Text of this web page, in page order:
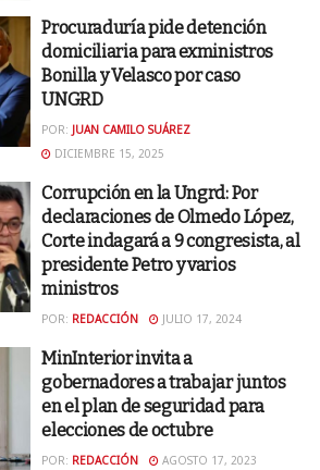
Procuraduría pide detención
domiciliaria para exministros
Bonilla y Velasco por caso
UNGRD
POR: JUAN CAMILO SUÁREZ
DICIEMBRE 15, 2025
Corrupción en la Ungrd: Por
declaraciones de Olmedo López,
Corte indagará a 9 congresista, al
presidente Petro y varios
ministros
POR: REDACCIÓN JULIO 17, 2024
MinInterior invita a
gobernadores a trabajar juntos
en el plan de seguridad para
elecciones de octubre
POR: REDACCIÓN AGOSTO 17, 2023